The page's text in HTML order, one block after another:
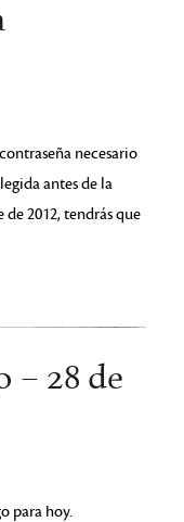
necesario
antes de la
2012, tendrás que
– 28 de
para hoy.